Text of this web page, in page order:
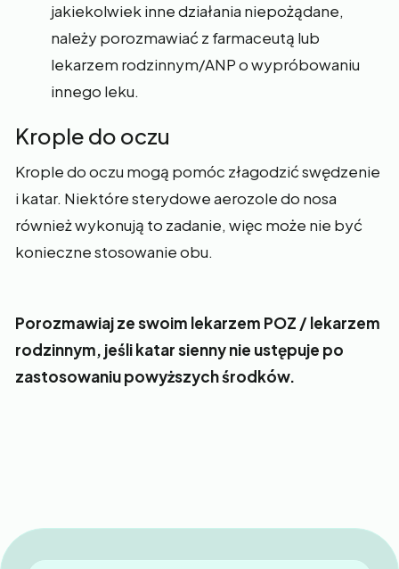
jakiekolwiek inne działania niepożądane,
należy porozmawiać z farmaceutą lub
lekarzem rodzinnym/ANP o wypróbowaniu
innego leku.
Krople do oczu
Krople do oczu mogą pomóc złagodzić swędzenie
i katar. Niektóre sterydowe aerozole do nosa
również wykonują to zadanie, więc może nie być
konieczne stosowanie obu.
Porozmawiaj ze swoim lekarzem POZ / lekarzem
rodzinnym, jeśli katar sienny nie ustępuje po
zastosowaniu powyższych środków.